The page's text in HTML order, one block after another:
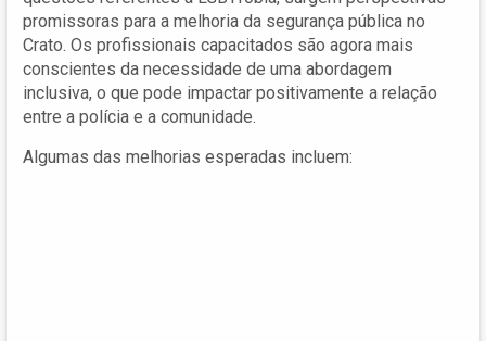
promissoras para a melhoria da segurança pública no
Crato. Os profissionais capacitados são agora mais
conscientes da necessidade de uma abordagem
inclusiva, o que pode impactar positivamente a relação
entre a polícia e a comunidade.
Algumas das melhorias esperadas incluem: